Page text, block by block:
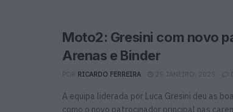
Moto2: Gresini com novo
Arenas e Binder
RICARDO FERREIRA 25 JANEIRO, 2025
A equipa liderada por Luca Gresini deu as
como o novo patrocinador principal nas